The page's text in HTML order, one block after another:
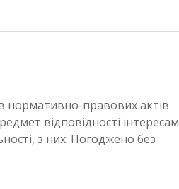
нормативно-правових актів
відповідності інтересам
з них: Погоджено без